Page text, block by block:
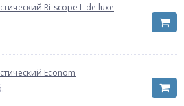
Ri-scope L de luxe
Econom